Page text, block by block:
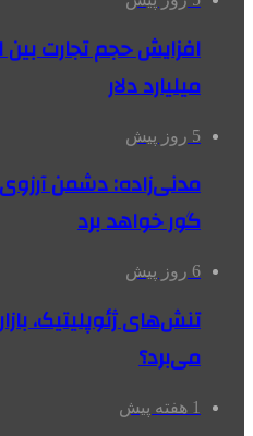
میلیارد دلار
5 روز پیش
مدنی‌زاده: دشمن آرزوی
گور خواهد برد
6 روز پیش
تنش‌های ژئوپلیتیک،
می‌برد؟
1 هفته پیش